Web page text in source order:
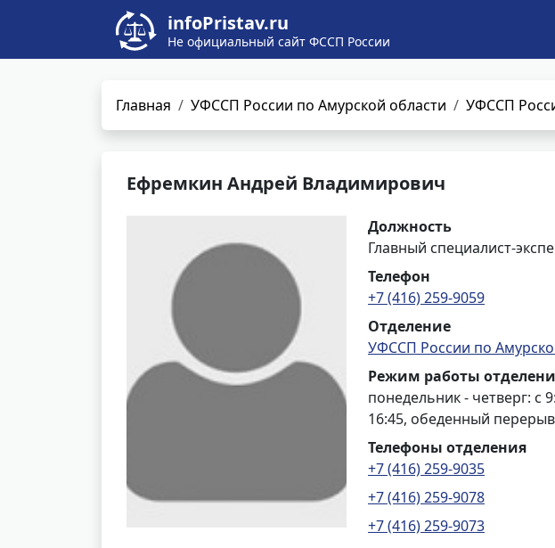
infoPristav.ru
Не официальный сайт ФССП России
Главная УФССП России по Амурской области УФССП
Ефремкин Андрей Владимирович
Должность
Главный специалист-
Телефон
+7 (416) 259-9059
Отделение
УФССП России по
Режим работы
понедельник - четверг: с
16:45, обеденный
Телефоны отделения
+7 (416) 259-9035
+7 (416) 259-9078
+7 (416) 259-9073